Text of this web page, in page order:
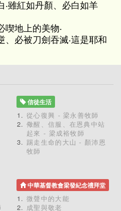
‧雖紅如丹顏、必白如羊
喫地上的美物‧
、必被刀劍吞滅‧這是耶和
信徒生活
從心復興 - 梁永善牧師
儆醒、信服、在恩典中站
起來 - 梁成裕牧師
踢走生命的大山 - 顏沛恩
牧師
中華基督教會梁發紀念禮拜堂
微聲中的大能
成聖與敬老